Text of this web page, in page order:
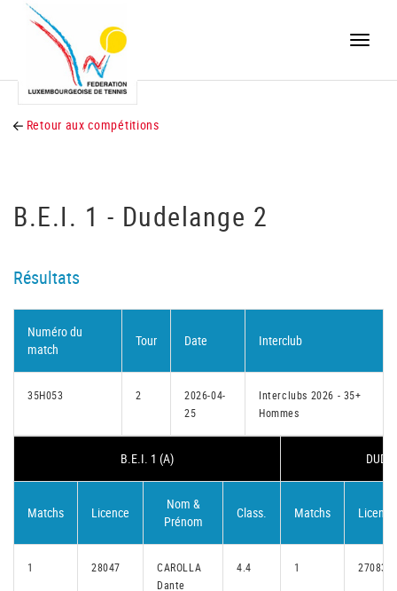
Toggle
Retour aux compétitions
B.E.I. 1 - Dudelange 2
Résultats
Numéro du
match
Tour Date Interclub
35H053 2
2026-04-
25
Interclubs 2026 - 35+
Hommes
B.E.I. 1 (A)
Matchs Licence
Nom &
Prénom
Class. Matchs Licence
1 28047
CAROLLA
Dante
4.4 1 27083